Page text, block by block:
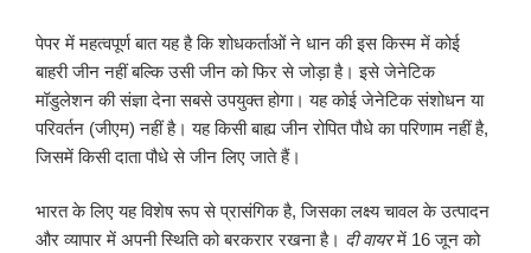
पेपर में महत्वपूर्ण बात यह है कि शोधकर्ताओं ने धान की इस किस्म में कोई
बाहरी जीन नहीं बल्कि उसी जीन को फिर से जोड़ा है। इसे जेनेटिक
मॉडुलेशन की संज्ञा देना सबसे उपयुक्त होगा। यह कोई जेनेटिक संशोधन या
परिवर्तन (जीएम) नहीं है। यह किसी बाह्य जीन रोपित पौधे का परिणाम नहीं है,
जिसमें किसी दाता पौधे से जीन लिए जाते हैं।
भारत के लिए यह विशेष रूप से प्रासंगिक है, जिसका लक्ष्य चावल के उत्पादन
और व्यापार में अपनी स्थिति को बरकरार रखना है। दी वायरमें 16 जून को